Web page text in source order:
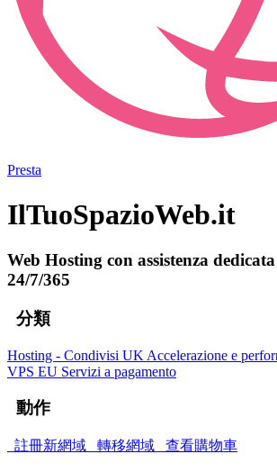
Presta
IlTuoSpazioWeb.it
Web Hosting con assistenza
24/7/365
分類
Hosting - Condivisi UK Accelerazione e
VPS EU Servizi a pagamento
動作
註冊新網域 轉移網域 查看購物車